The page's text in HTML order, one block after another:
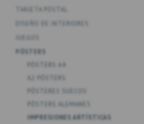
TARJETA POSTAL
PÓSTERS
PÓSTERS A4
A2 PÓSTERS
PÓSTERS ALEMANES
IMPRESIONES ARTÍSTICAS